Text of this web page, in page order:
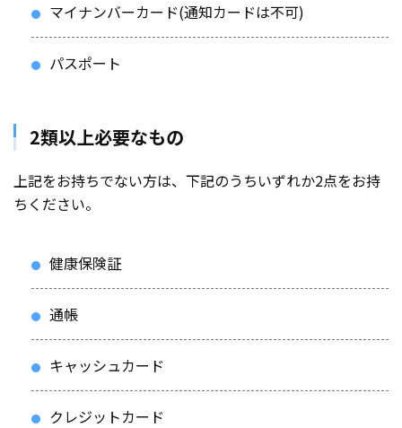
マイナンバーカード(通知カードは不可)
パスポート
2類以上必要なもの
上記をお持ちでない方は、下記のうちいずれか2点をお持
ちください。
健康保険証
通帳
キャッシュカード
クレジットカード